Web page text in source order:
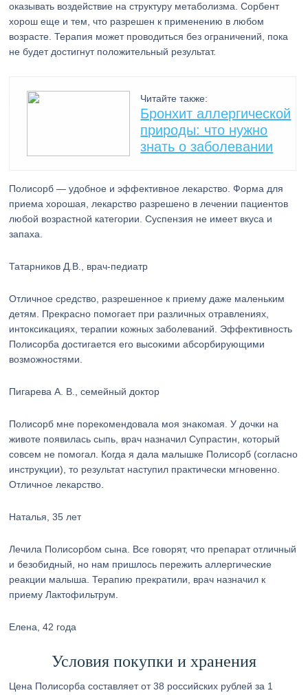
оказывать воздействие на структуру метаболизма. Сорбент
хорош еще и тем, что разрешен к применению в любом
возрасте. Терапия может проводиться без ограничений, пока
не будет достигнут положительный результат.
Читайте также:
Бронхит аллергической
природы: что нужно
знать о заболевании
Полисорб — удобное и эффективное лекарство. Форма для
приема хорошая, лекарство разрешено в лечении пациентов
любой возрастной категории. Суспензия не имеет вкуса и
запаха.
Татарников Д.В., врач-педиатр
Отличное средство, разрешенное к приему даже маленьким
детям. Прекрасно помогает при различных отравлениях,
интоксикациях, терапии кожных заболеваний. Эффективность
Полисорба достигается его высокими абсорбирующими
возможностями.
Пигарева А. В., семейный доктор
Полисорб мне порекомендовала моя знакомая. У дочки на
животе появилась сыпь, врач назначил Супрастин, который
совсем не помогал. Когда я дала малышке Полисорб (согласно
инструкции), то результат наступил практически мгновенно.
Отличное лекарство.
Наталья, 35 лет
Лечила Полисорбом сына. Все говорят, что препарат отличный
и безобидный, но нам пришлось пережить аллергические
реакции малыша. Терапию прекратили, врач назначил к
приему Лактофильтрум.
Елена, 42 года
Условия покупки и хранения
Цена Полисорба составляет от 38 российских рублей за 1